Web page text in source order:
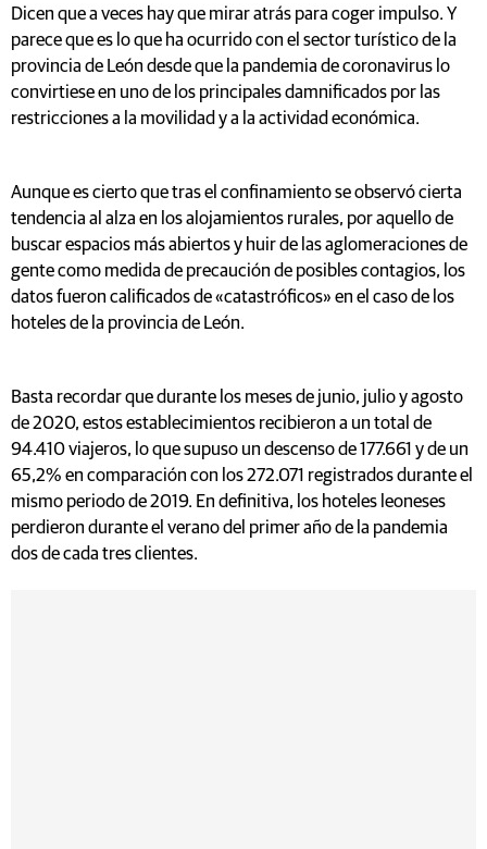
Dicen que a veces hay que mirar atrás para coger impulso. Y
parece que es lo que ha ocurrido con el sector turístico de la
provincia de León desde que la pandemia de coronavirus lo
convirtiese en uno de los principales damnificados por las
restricciones a la movilidad y a la actividad económica.
Aunque es cierto que tras el confinamiento se observó cierta
tendencia al alza en los alojamientos rurales, por aquello de
buscar espacios más abiertos y huir de las aglomeraciones de
gente como medida de precaución de posibles contagios, los
datos fueron calificados de «catastróficos» en el caso de los
hoteles de la provincia de León.
Basta recordar que durante los meses de junio, julio y agosto
de 2020, estos establecimientos recibieron a un total de
94.410 viajeros, lo que supuso un descenso de 177.661 y de un
65,2% en comparación con los 272.071 registrados durante el
mismo periodo de 2019. En definitiva, los hoteles leoneses
perdieron durante el verano del primer año de la pandemia
dos de cada tres clientes.